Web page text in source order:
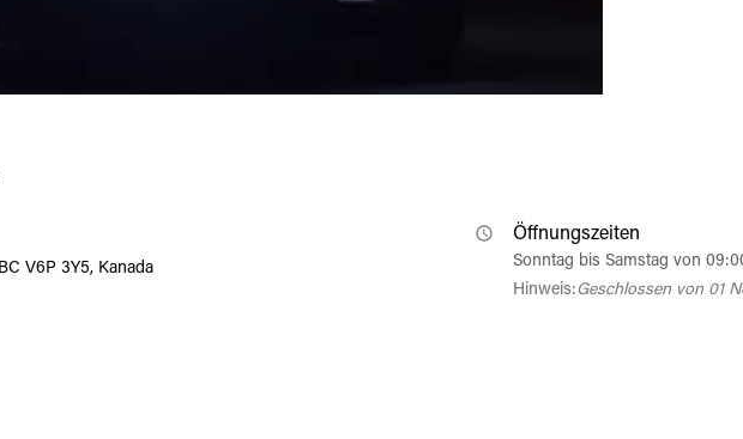
V6P 3Y5, Kanada
Öffnungszeiten
Sonntag bis Samstag von
Hinweis:Geschlossen von 01